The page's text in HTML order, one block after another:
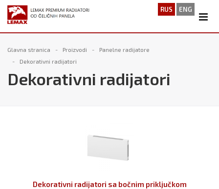
RUS ENG
Glavna stranica Proizvodi
Panelne radijatore
Dekorativni radijatori
Dekorativni radijatori
Dekorativni radijatori sa bočnim priključkom